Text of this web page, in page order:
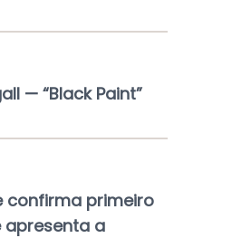
— “Black Paint”
confirma primeiro
apresenta a